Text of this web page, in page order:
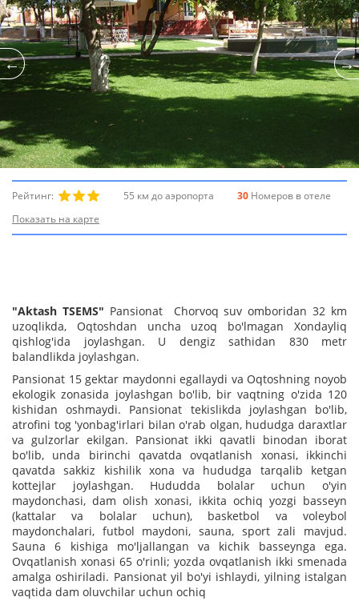
Рейтинг: 55 км до аэропорта 30 Номеров в отеле
Показать на карте
"Aktash TSEMS" Pansionat Chorvoq suv omboridan 32 km
uzoqlikda, Oqtoshdan uncha uzoq bo'lmagan Xondayliq
qishlog'ida joylashgan. U dengiz sathidan 830 metr
balandlikda joylashgan.
Pansionat 15 gektar maydonni egallaydi va Oqtoshning noyob
ekologik zonasida joylashgan bo'lib, bir vaqtning o'zida 120
kishidan oshmaydi. Pansionat tekislikda joylashgan bo'lib,
atrofini tog 'yonbag'irlari bilan o'rab olgan, hududga daraxtlar
va gulzorlar ekilgan. Pansionat ikki qavatli binodan iborat
bo'lib, unda birinchi qavatda ovqatlanish xonasi, ikkinchi
qavatda sakkiz kishilik xona va hududga tarqalib ketgan
kottejlar joylashgan. Hududda bolalar uchun o'yin
maydonchasi, dam olish xonasi, ikkita ochiq yozgi basseyn
(kattalar va bolalar uchun), basketbol va voleybol
maydonchalari, futbol maydoni, sauna, sport zali mavjud.
Sauna 6 kishiga mo'ljallangan va kichik basseynga ega.
Ovqatlanish xonasi 65 o'rinli; yozda ovqatlanish ikki smenada
amalga oshiriladi. Pansionat yil bo'yi ishlaydi, yilning istalgan
vaqtida dam oluvchilar uchun ochiq